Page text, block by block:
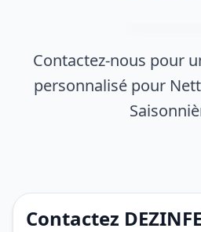
Contactez-nous pour
personnalisé pour
Contactez